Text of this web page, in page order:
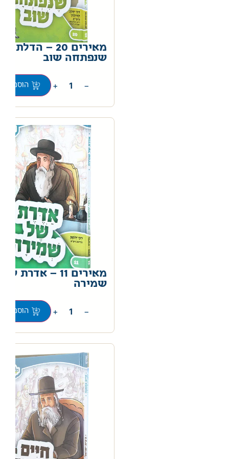
מאירים 20 – הדלת
שנפתחה שוב
−
+ הוספה
מאירים 11 – אדרת של
שמירה
−
+ הוספה